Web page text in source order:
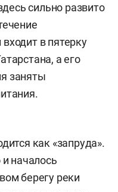
сильно развито
в пятерку
а его
заняты
как «запруда».
началось
берегу реки